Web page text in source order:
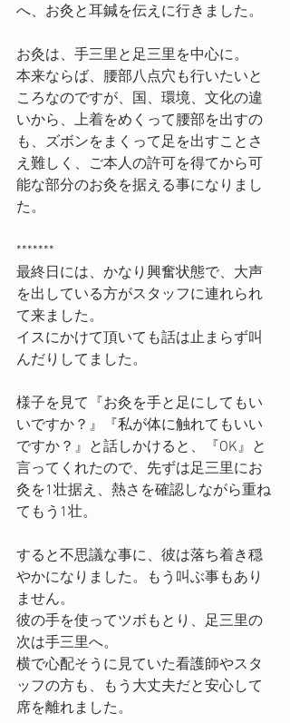
へ、お灸と耳鍼を伝えに行きました。
お灸は、手三里と足三里を中心に。
本来ならば、腰部八点穴も行いたいと
ころなのですが、国、環境、文化の違
いから、上着をめくって腰部を出すの
も、ズボンをまくって足を出すことさ
え難しく、ご本人の許可を得てから可
能な部分のお灸を据える事になりまし
た。
*******
最終日には、かなり興奮状態で、大声
を出している方がスタッフに連れられ
て来ました。
イスにかけて頂いても話は止まらず叫
んだりしてました。
様子を見て『お灸を手と足にしてもい
いですか？』『私が体に触れてもいい
ですか？』と話しかけると、『OK』と
言ってくれたので、先ずは足三里にお
灸を1壮据え、熱さを確認しながら重ね
てもう1壮。
すると不思議な事に、彼は落ち着き穏
やかになりました。もう叫ぶ事もあり
ません。
彼の手を使ってツボもとり、足三里の
次は手三里へ。
横で心配そうに見ていた看護師やスタ
ッフの方も、もう大丈夫だと安心して
席を離れました。